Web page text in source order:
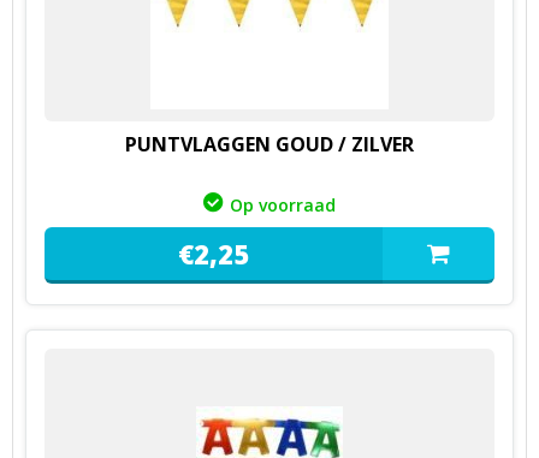
PUNTVLAGGEN GOUD / ZILVER
Op voorraad
€2,25